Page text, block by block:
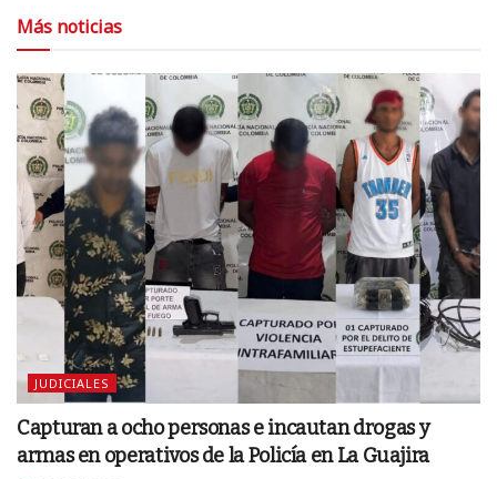
Más noticias
JUDICIALES
Capturan a ocho personas e incautan drogas y
armas en operativos de la Policía en La Guajira